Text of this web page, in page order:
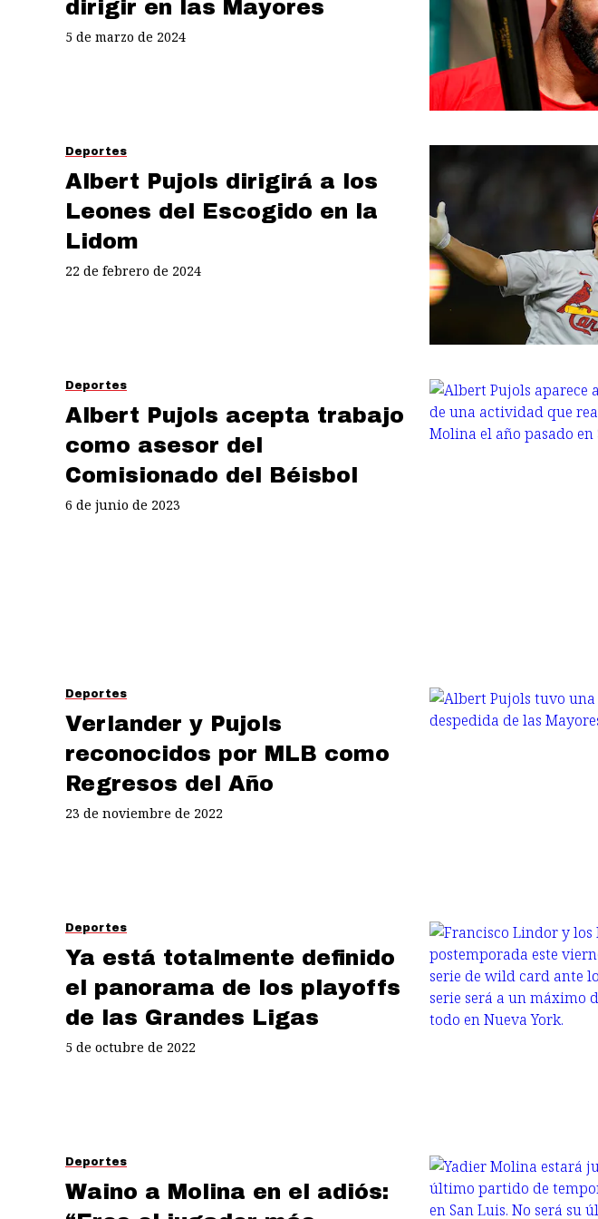
dirigir en las Mayores
5 de marzo de 2024
Deportes
Albert Pujols dirigirá a los
Leones del Escogido en la
Lidom
22 de febrero de 2024
Deportes
Albert Pujols acepta trabajo
como asesor del
Comisionado del Béisbol
6 de junio de 2023
Deportes
Verlander y Pujols
reconocidos por MLB como
Regresos del Año
23 de noviembre de 2022
Deportes
Ya está totalmente definido
el panorama de los playoffs
de las Grandes Ligas
5 de octubre de 2022
Deportes
Waino a Molina en el adiós: